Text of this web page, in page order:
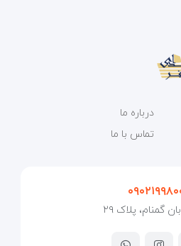
درباره ما
تماس با ما
گمنام، پلاک ۲۹